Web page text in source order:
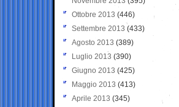
Ottobre 2013 (446)
Settembre 2013 (433)
Agosto 2013 (389)
Luglio 2013 (390)
Giugno 2013 (425)
Maggio 2013 (413)
Aprile 2013 (345)